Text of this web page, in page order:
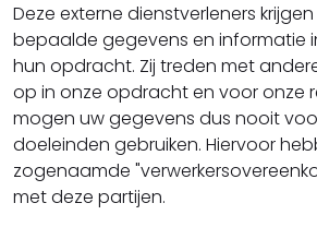
Deze externe dienstverleners
bepaalde gegevens en informatie
hun opdracht. Zij treden met
op in onze opdracht en voor onze
mogen uw gegevens dus nooit
doeleinden gebruiken. Hiervoor
zogenaamde
met deze partijen.